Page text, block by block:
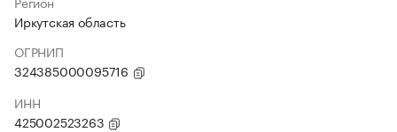
Иркутская область
ОГРНИП
324385000095716
ИНН
425002523263